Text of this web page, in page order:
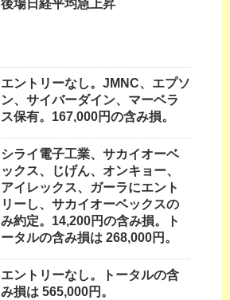
後場日経平均急上昇
エントリーなし。JMNC、エプソ
ン、サイバーダイン、マーベラ
ス保有。167,000円の含み損。
シライ電子工業、サカイオーベ
ックス、じげん、オンキョー、
アイレックス、ガーラにエント
リーし、サカイオーベックスの
み約定。14,200円の含み損。ト
ータルの含み損は 268,000円。
エントリーなし。トータルの含
み損は 565,000円。